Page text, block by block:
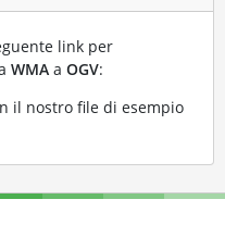
link per
WMAa OGV:
il nostro file di esempio